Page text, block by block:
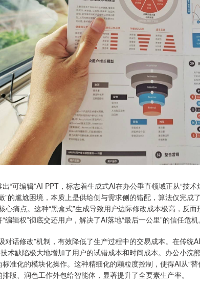
“可编辑”AI PPT，标志着生成式AI在办公垂直领域正从“技
”的尴尬困境，本质上是供给侧与需求侧的错配，算法仅完成
心痛点。这种“黑盒式”生成导致用户边际修改成本极高，反
编辑权”彻底交还用户，解决了AI落地“最后一公里”的信任危机
对话修改”机制，有效降低了生产过程中的交易成本。在传统
术缺陷极大地增加了用户的试错成本和时间成本。办公小浣
准化的模块化操作。这种精细化的颗粒度控制，使得AI从“
版、润色工作外包给智能体，显著提升了全要素生产率。